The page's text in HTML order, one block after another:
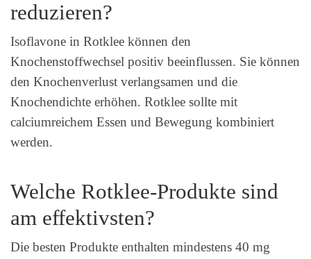
reduzieren?
Isoflavone in Rotklee können den
Knochenstoffwechsel positiv beeinflussen. Sie können
den Knochenverlust verlangsamen und die
Knochendichte erhöhen. Rotklee sollte mit
calciumreichem Essen und Bewegung kombiniert
werden.
Welche Rotklee-Produkte sind
am effektivsten?
Die besten Produkte enthalten mindestens 40 mg